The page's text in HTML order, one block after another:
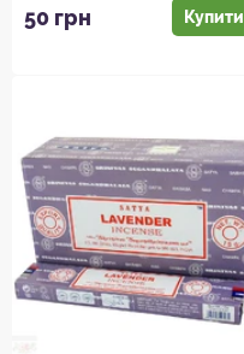
натурального очи...
50 грн Купити